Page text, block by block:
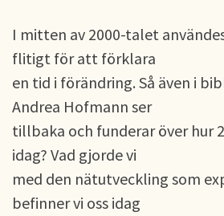
I mitten av 2000-talet
flitigt för att förklara
en tid i förändring. Så även i
Andrea Hofmann ser
tillbaka och funderar över hur
idag? Vad gjorde vi
med den nätutveckling som
befinner vi oss idag